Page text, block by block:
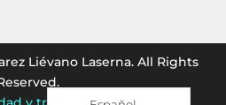
Liévano Laserna. All Rights